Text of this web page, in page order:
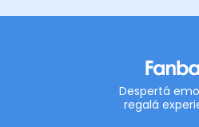
Despertá
regalá